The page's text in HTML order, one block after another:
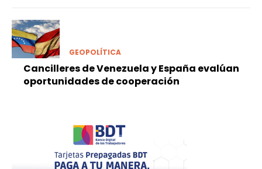
GEOPOLÍTICA
Cancilleres de Venezuela y España evalúan
oportunidades de cooperación